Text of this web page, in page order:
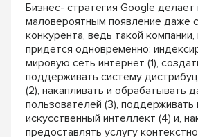
Бизнес-­ стратегия Google делает
маловероятным появление даже
конкурента, ведь такой
придется одновременно:
мировую сеть интернет (1),
поддерживать систему
(2), накапливать и обрабатывать
пользователей (3), поддерживать
искусственный интеллект (4) и,
предоставлять услугу